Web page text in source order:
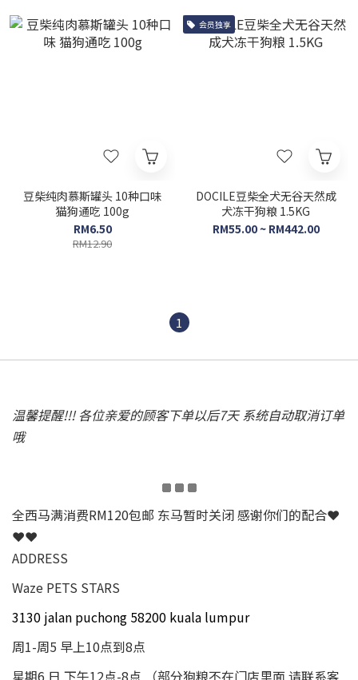
豆柴纯肉慕斯罐头 10种口味
猫狗通吃 100g
RM6.50
RM12.90
会员独享
DOCILE豆柴全犬无谷天然成
犬冻干狗粮 1.5KG
RM55.00 ~ RM442.00
1
温馨提醒!!! 各位亲爱的顾客下单以后7天 系统自动取消订单
哦
全西马满消费RM120包邮 东马暂时关闭 感谢你们的配合❤
❤❤
ADDRESS
Waze PETS STARS
3130 jalan puchong 58200 kuala lumpur
周1-周5 早上10点到8点
星期6 日 下午12点-8点 （部分狗粮不在门店里面 请联系客